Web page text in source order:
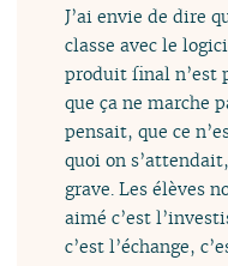
J’ai envie de dire
classe avec le
produit final n’est
que ça ne marche
pensait, que ce
quoi on
grave. Les élèves
aimé c’est
c’est l’échange,